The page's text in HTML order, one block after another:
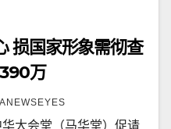
损国家形象需彻查
万
华大会堂（马华堂）促请